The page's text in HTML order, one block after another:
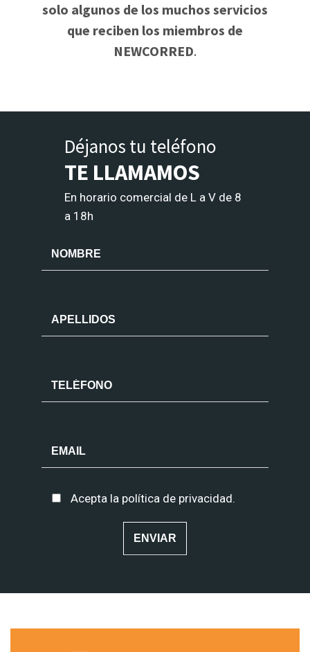
solo algunos de los muchos servicios
que reciben los miembros de
NEWCORRED.
Déjanos tu teléfono
TE LLAMAMOS
En horario comercial de L a V de 8
a 18h
Acepta la política de privacidad.